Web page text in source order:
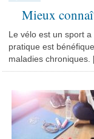
Mieux
Le vélo est un sport
pratique est
maladies chroniques.